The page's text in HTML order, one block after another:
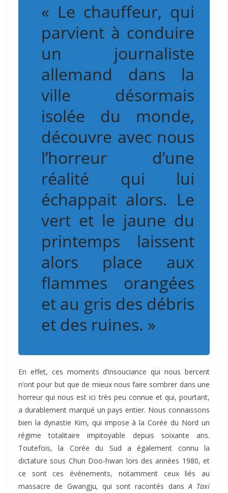
« Le chauffeur, qui
parvient à conduire
un journaliste
allemand dans la
ville désormais
isolée du monde,
découvre avec nous
l’horreur d’une
réalité qui lui
échappait alors. Le
vert et le jaune du
printemps laissent
alors place aux
flammes orangées
et au gris des débris
et des ruines. »
En effet, ces moments d’insouciance qui nous bercent
n’ont pour but que de mieux nous faire sombrer dans une
horreur qui nous est ici très peu connue et qui, pourtant,
a durablement marqué un pays entier. Nous connaissons
bien la dynastie Kim, qui impose à la Corée du Nord un
régime totalitaire impitoyable depuis soixante ans.
Toutefois, la Corée du Sud a également connu la
dictature sous Chun Doo-hwan lors des années 1980, et
ce sont ces événements, notamment ceux liés au
massacre de Gwangju, qui sont racontés dansA Taxi